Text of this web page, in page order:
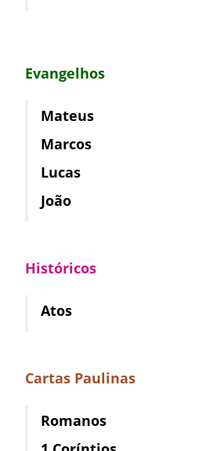
Evangelhos
Mateus
Marcos
Lucas
João
Históricos
Atos
Cartas Paulinas
Romanos